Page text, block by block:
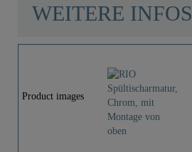
WEITERE INFOS
Product images